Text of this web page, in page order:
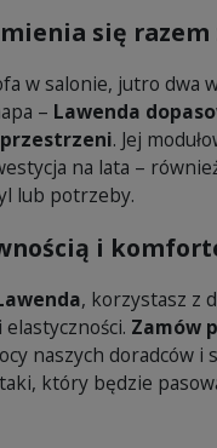
się razem
w salonie, jutro dwa
– Lawenda
. Jej
na lata –
lub potrzeby.
i
, korzystasz z
Zamów
naszych doradców i
który będzie